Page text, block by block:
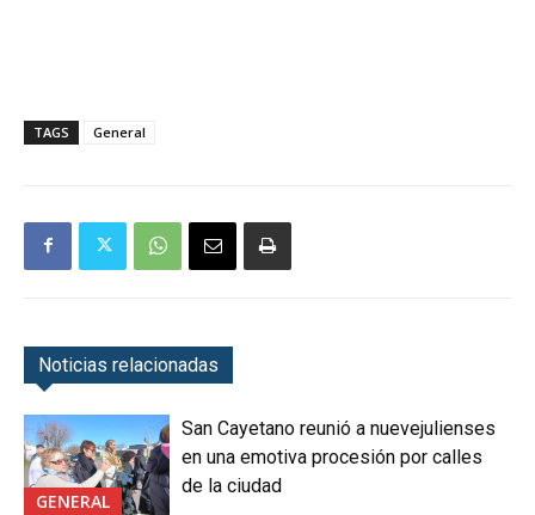
TAGS General
Noticias relacionadas
GENERAL
San Cayetano reunió a nuevejulienses
en una emotiva procesión por calles
de la ciudad